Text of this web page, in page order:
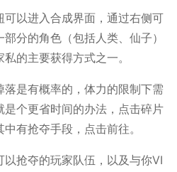
可以进入合成界面，通过右侧可
分的角色（包括人类、仙子）
的主要获得方式之一。
是有概率的，体力的限制下需
个更省时间的办法，点击碎片
有抢夺手段，点击前往。
抢夺的玩家队伍，以及与你VI